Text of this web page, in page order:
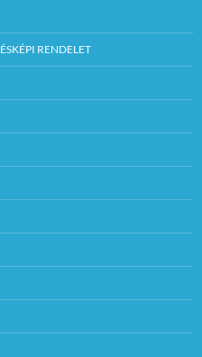
RENDELET